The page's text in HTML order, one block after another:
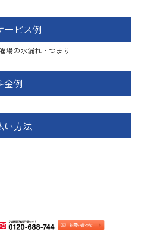
ービス例
の水漏れ・つまり
金例
い方法